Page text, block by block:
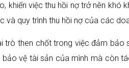
việc thu hồi nợ trở nên khó
quy trình thu hồi nợ của các
then chốt trong việc đảm bảo
vệ tài sản của mình mà còn